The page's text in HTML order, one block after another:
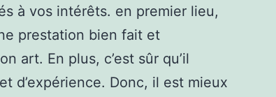
à vos intérêts. en premier lieu,
prestation bien fait et
art. En plus, c’est sûr qu’il
d’expérience. Donc, il est mieux